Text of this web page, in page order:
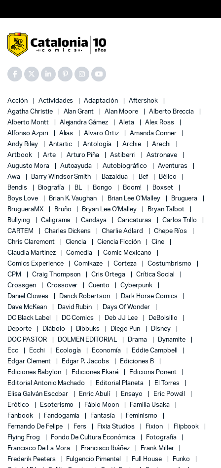
Acción Actividades Adaptación
Aftershok
Agatha Christie
Alan Grant Alan Moore
Alberto Breccia
Alberto Montt
Alejandra Gámez Aleta
Alex Ross
Alfonso Azpiri
Alias Alvaro Ortiz
Amanda Conner
Andy Riley
Antartic Antología Archie
Arechi
Artbook
Arte Arturo Piña Astiberri
Astronave
Augusto Mora
Autoayuda Autobiográfico
Aventuras
Awa
Barry Windsor Smith Bazaldua Bef
Bélico
Bendis
Biografía BL Bongo Boom!
Boxset
Boys Love
Brian K. Vaughan Brian Lee O'Malley
Bruguera
BrugueraMX
Bruño Bryan Lee O'Malley
Bryan Talbot
Bullying
Caligrama Candaya Caricaturas
Carlos Trillo
CARTEM
Charles Dickens Charlie Adlard
Chepe Ríos
Chris Claremont
Ciencia Ciencia Ficción
Cine
Claudia Martinez
Comedia
Comic Mexicano
Comics Experience
Comikaze Corteza
Costumbrismo
CPM
Craig Thompson Cris Ortega
Crítica Social
Crossgen
Crossover Cuento
Cyberpunk
Daniel Clowes
Darick Robertson
Dark Horse Comics
Dave McKean
David Rubin
Days Of Wonder
DC Black Label
DC Comics Deb JJ Lee
DeBolsillo
Deporte
Diábolo Dibbuks Diego Pun
Disney
DOC PASTOR
DOLMEN EDITORIAL Drama
Dynamite
Ecc
Ecchi Ecología Economía
Eddie Campbell
Edgar Clement
Edgar P. Jacobs
Ediciones B
Ediciones Babylon
Ediciones Ekaré
Edicions Ponent
Editorial Antonio Machado
Editorial Planeta
El Torres
Elisa Galván Escobar
Enric Abulí Ensayo
Eric Powell
Erótico
Esoterismo Fábio Moon
Familia Usaka
Fanbook
Fandogamia Fantasía
Feminismo
Fernando De Felipe
Fers Fixia Studios Fixion
Flipbook
Flying Frog
Fondo De Cultura Económica
Fotografía
Francisco De La Mora
Francisco Ibáñez
Frank Miller
Frederik Peeters
Fulgencio Pimentel Full House
Funko